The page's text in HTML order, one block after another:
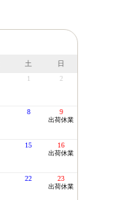
土
日
1 2
8 9
出荷休業
15 16
出荷休業
22 23
出荷休業